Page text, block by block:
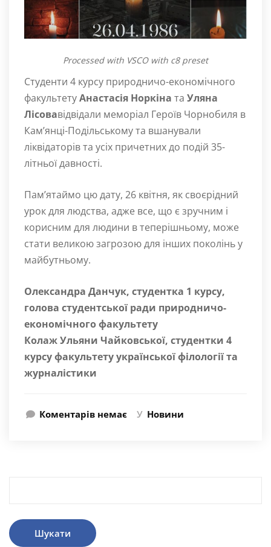
Processed with VSCO with c8 preset
Студенти 4 курсу природничо-економічного
факультетуАнастасія Норкіна та Уляна
Лісовавідвідали меморіал Героїв Чорнобиля в
Кам’янці-Подільському та вшанували
ліквідаторів та усіх причетних до подій 35-
літньої давності.
Пам’ятаймо цю дату, 26 квітня, як своєрідний
урок для людства, адже все, що є зручним і
корисним для людини в теперішньому, може
стати великою загрозою для інших поколінь у
майбутньому.
Олександра Данчук, студентка 1 курсу,
голова студентської ради природничо-
економічного факультету
Колаж Ульяни Чайковської, студентки 4
курсу факультету української філології та
журналістики
Коментарів немає У Новини